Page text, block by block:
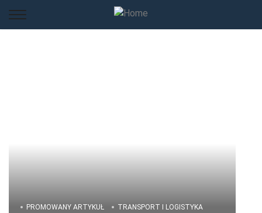
PROMOWANY ARTYKUŁ TRANSPORT I LOGISTYKA